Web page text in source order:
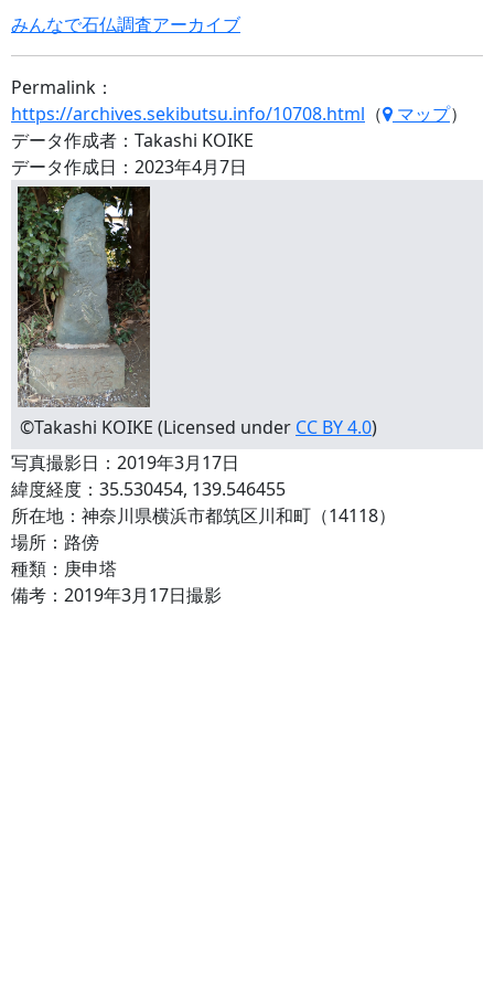
みんなで石仏調査アーカイブ
Permalink：
https://archives.sekibutsu.info/10708.html （ マップ）
データ作成者：Takashi KOIKE
データ作成日：2023年4月7日
©Takashi KOIKE (Licensed under CC BY 4.0)
写真撮影日：2019年3月17日
緯度経度：35.530454, 139.546455
所在地：神奈川県横浜市都筑区川和町（14118）
場所：路傍
種類：庚申塔
備考：2019年3月17日撮影